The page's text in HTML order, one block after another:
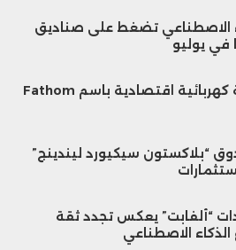
الاصطناعي تضغط على صناديق
في يوليو
فورد تكشف عن شاحنة كهربائية اقتصادية باسم Fathom
“بلاكستون سيكيورد ليندينج”
“ألفابت” يعكس تجدد ثقة
الاصطناعي